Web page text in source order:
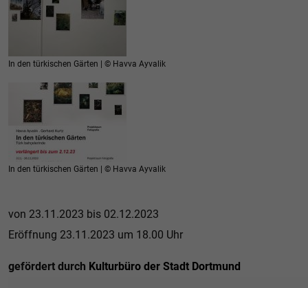
In den türkischen Gärten | © Havva Ayvalik
In den türkischen Gärten | © Havva Ayvalik
von 23.11.2023 bis 02.12.2023
Eröffnung 23.11.2023 um 18.00 Uhr
gefördert durch Kulturbüro der Stadt Dortmund